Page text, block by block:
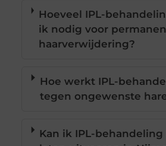
Hoeveel IPL-
ik nodig voor
haarverwijdering?
Hoe werkt IPL-
tegen ongewenste
Kan ik IPL-